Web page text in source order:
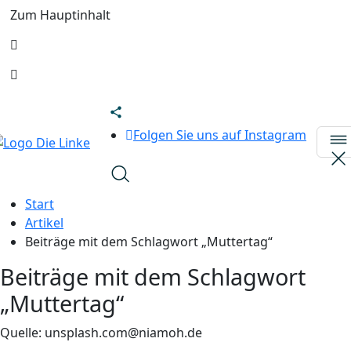
Zum Hauptinhalt
Folgen Sie uns auf Instagram
Start
Artikel
Beiträge mit dem Schlagwort „Muttertag“
Beiträge mit dem Schlagwort
„Muttertag“
Quelle: unsplash.com@niamoh.de